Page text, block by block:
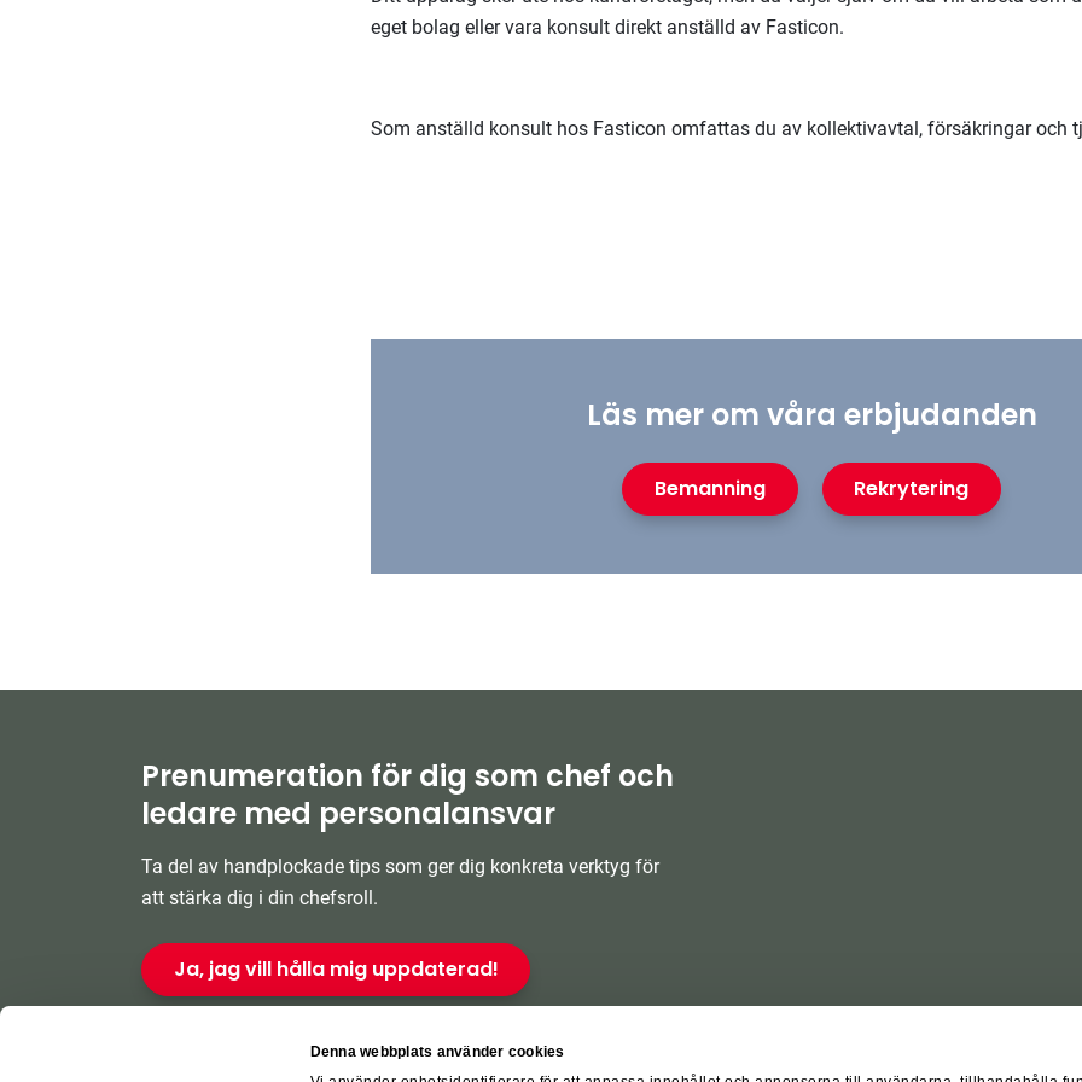
Denna webbplats använder cookies
eget bolag eller vara konsult direkt anställd av Fasticon.
Som anställd konsult hos Fasticon omfattas du av kollektivavtal, försäkringar och
Läs mer om våra erbjudanden
Bemanning Rekrytering
Prenumeration för dig som chef och
ledare med personalansvar
Ta del av handplockade tips som ger dig konkreta verktyg för
att stärka dig i din chefsroll.
Ja, jag vill hålla mig uppdaterad!